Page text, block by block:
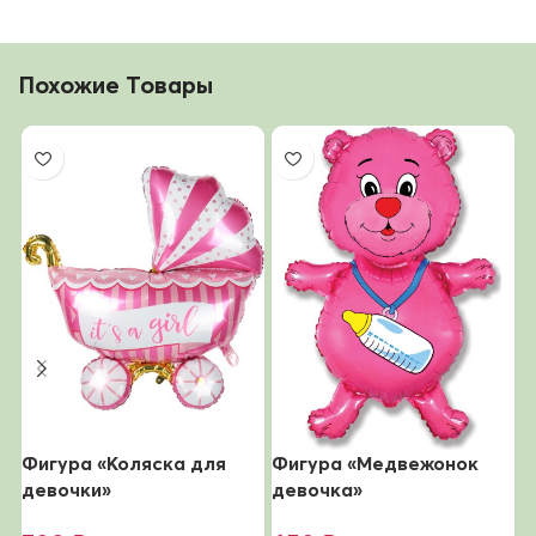
Похожие Товары
Фигура «Коляска для
девочки»
Фигура «Медвежонок
девочка»